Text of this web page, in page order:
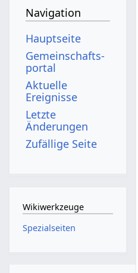
Navigation
Hauptseite
Gemeinschafts­
portal
Aktuelle
Ereignisse
Letzte
Änderungen
Zufällige Seite
Wikiwerkzeuge
Spezialseiten